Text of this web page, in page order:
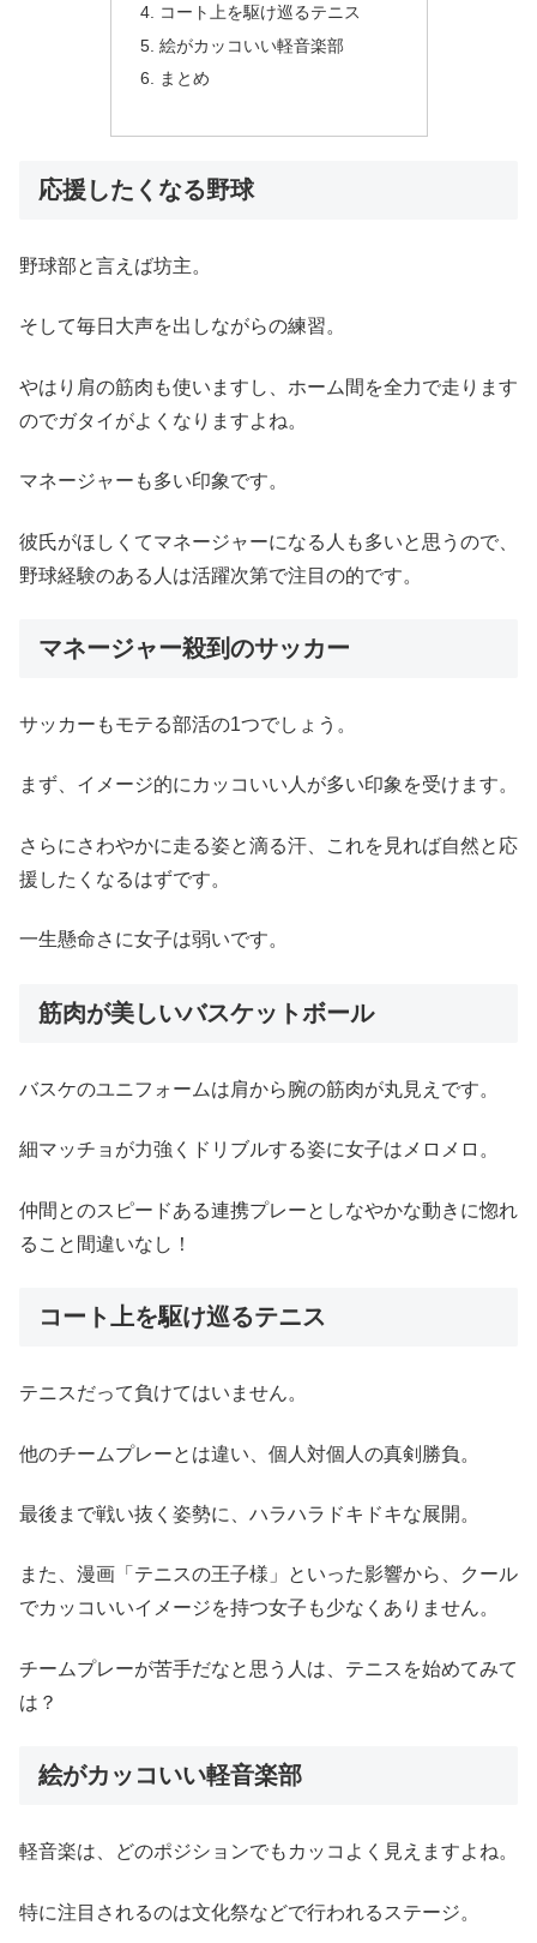
コート上を駆け巡るテニス
絵がカッコいい軽音楽部
まとめ
応援したくなる野球
野球部と言えば坊主。
そして毎日大声を出しながらの練習。
やはり肩の筋肉も使いますし、ホーム間を全力で走ります
のでガタイがよくなりますよね。
マネージャーも多い印象です。
彼氏がほしくてマネージャーになる人も多いと思うので、
野球経験のある人は活躍次第で注目の的です。
マネージャー殺到のサッカー
サッカーもモテる部活の1つでしょう。
まず、イメージ的にカッコいい人が多い印象を受けます。
さらにさわやかに走る姿と滴る汗、これを見れば自然と応
援したくなるはずです。
一生懸命さに女子は弱いです。
筋肉が美しいバスケットボール
バスケのユニフォームは肩から腕の筋肉が丸見えです。
細マッチョが力強くドリブルする姿に女子はメロメロ。
仲間とのスピードある連携プレーとしなやかな動きに惚れ
ること間違いなし！
コート上を駆け巡るテニス
テニスだって負けてはいません。
他のチームプレーとは違い、個人対個人の真剣勝負。
最後まで戦い抜く姿勢に、ハラハラドキドキな展開。
また、漫画「テニスの王子様」といった影響から、クール
でカッコいいイメージを持つ女子も少なくありません。
チームプレーが苦手だなと思う人は、テニスを始めてみて
は？
絵がカッコいい軽音楽部
軽音楽は、どのポジションでもカッコよく見えますよね。
特に注目されるのは文化祭などで行われるステージ。